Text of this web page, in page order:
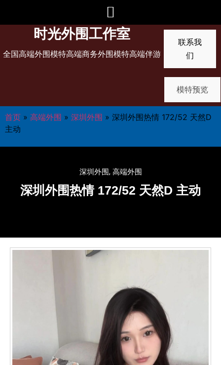
时光外围工作室
全国高端外围模特高端商务外围模特高端伴游
联系我
们
模特预览
首页 » 高端外围 » 深圳外围 » 深圳外围热情 172/52 天然D
主动
深圳外围, 高端外围
深圳外围热情 172/52 天然D 主动